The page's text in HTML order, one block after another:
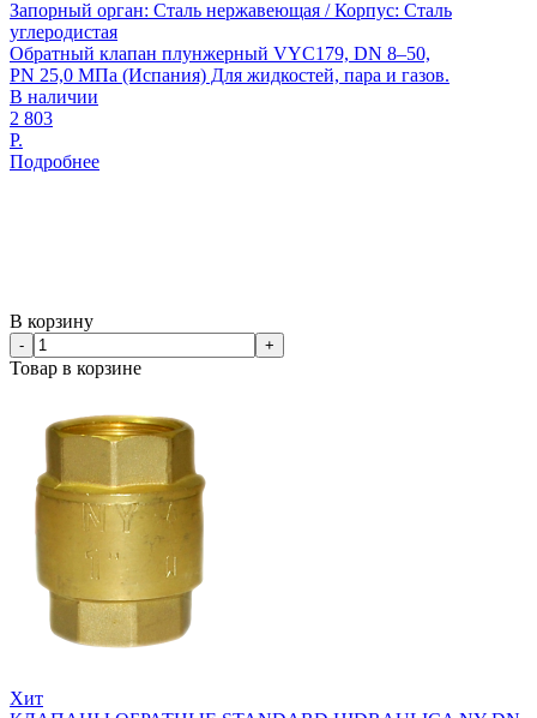
Запорный орган: Сталь нержавеющая / Корпус: Сталь
углеродистая
Обратный клапан плунжерный VYC179, DN 8–50,
PN 25,0 МПа (Испания) Для жидкостей, пара и газов.
В наличии
2 803
Р.
Подробнее
В корзину
- +
Товар в корзине
Хит